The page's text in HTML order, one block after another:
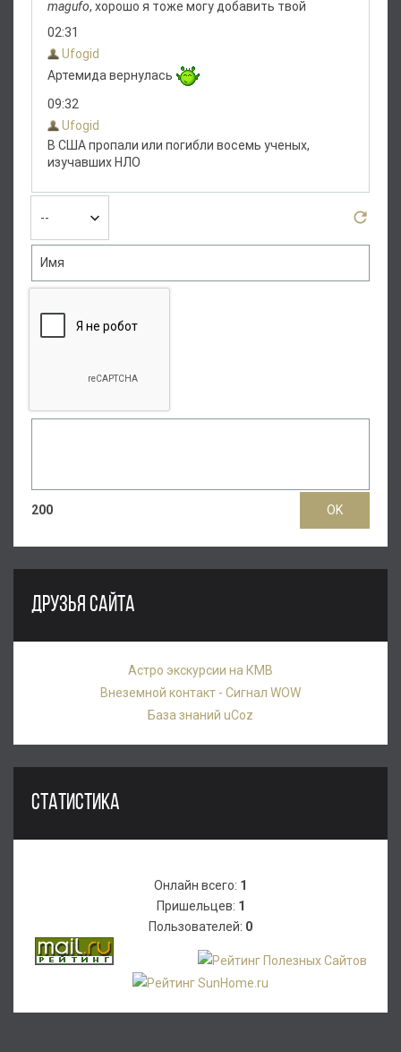
200
ДРУЗЬЯ САЙТА
Астро экскурсии на КМВ
Внеземной контакт - Сигнал WOW
База знаний uCoz
СТАТИСТИКА
Онлайн всего: 1
Пришельцев: 1
Пользователей: 0